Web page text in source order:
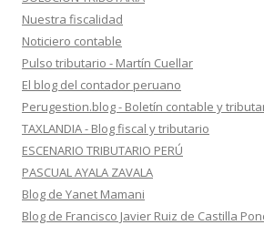
Nuestra fiscalidad
Noticiero contable
Pulso tributario - Martín Cuellar
El blog del contador peruano
Perugestion.blog - Boletín contable y
TAXLANDIA - Blog fiscal y tributario
ESCENARIO TRIBUTARIO PERÚ
PASCUAL AYALA ZAVALA
Blog de Yanet Mamani
Blog de Francisco Javier Ruiz de Castilla